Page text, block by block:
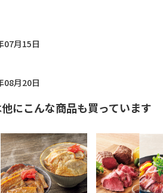
07月15日
08月20日
にこんな商品も買っています